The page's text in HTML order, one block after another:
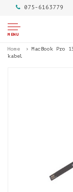
075-6163779
MENU
Home
MacBook Pro
kabel